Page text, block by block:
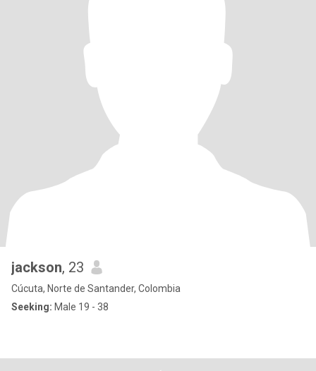
jackson, 23
Cúcuta, Norte de Santander, Colombia
Seeking: Male 19 - 38